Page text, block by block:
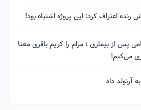
زنده اعتراف کرد: این پروژه اشتباه بود!
پس از بیماری ؛ مرام را کریم باقری معنا
می‌کنم!
آرنولد داد